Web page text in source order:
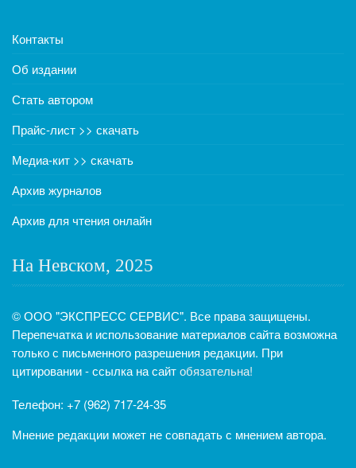
Контакты
Об издании
Стать автором
Прайс-лист >> скачать
Медиа-кит >> скачать
Архив журналов
Архив для чтения онлайн
На Невском, 2025
© ООО "ЭКСПРЕСС СЕРВИС". Все права защищены.
Перепечатка и использование материалов сайта возможна
только с письменного разрешения редакции. При
цитировании - ссылка на сайтобязательна!
Телефон: +7 (962) 717-24-35
Мнение редакции может не совпадать с мнением автора.